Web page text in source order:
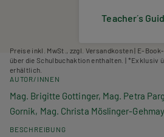
Teacher´s
Preise inkl. MwSt., zzgl. Versandkosten | E-
über die Schulbuchaktion enthalten. | *Exklusiv
erhältlich.
AUTOR/INNEN
Mag. Brigitte Gottinger, Mag. Petra
Gornik, Mag. Christa Möslinger-
BESCHREIBUNG